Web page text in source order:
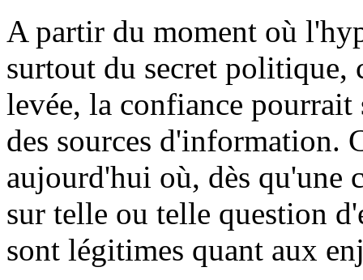
A partir du moment où
surtout du secret politique,
levée, la confiance
des sources d'information.
aujourd'hui où, dès qu'une
sur telle ou telle question
sont légitimes quant aux